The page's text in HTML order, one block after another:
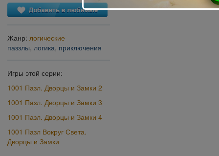
Жанр: логические
паззлы, логика, приключения
Игры этой серии:
1001 Пазл. Дворцы и Замки 2
1001 Пазл. Дворцы и Замки 3
1001 Пазл. Дворцы и Замки 4
1001 Пазл Вокруг Света.
Дворцы и Замки